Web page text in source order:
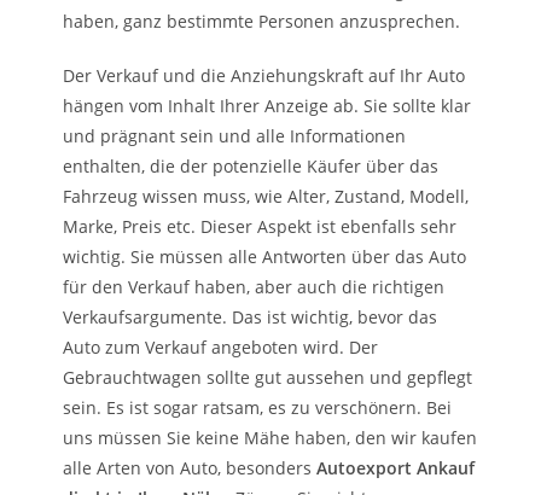
haben, ganz bestimmte Personen anzusprechen.
Der Verkauf und die Anziehungskraft auf Ihr Auto
hängen vom Inhalt Ihrer Anzeige ab. Sie sollte klar
und prägnant sein und alle Informationen
enthalten, die der potenzielle Käufer über das
Fahrzeug wissen muss, wie Alter, Zustand, Modell,
Marke, Preis etc. Dieser Aspekt ist ebenfalls sehr
wichtig. Sie müssen alle Antworten über das Auto
für den Verkauf haben, aber auch die richtigen
Verkaufsargumente. Das ist wichtig, bevor das
Auto zum Verkauf angeboten wird. Der
Gebrauchtwagen sollte gut aussehen und gepflegt
sein. Es ist sogar ratsam, es zu verschönern. Bei
uns müssen Sie keine Mähe haben, den wir kaufen
alle Arten von Auto, besondersAutoexport Ankauf